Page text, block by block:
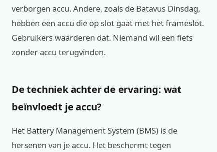
verborgen accu. Andere, zoals de Batavus Dinsdag,
hebben een accu die op slot gaat met het frameslot.
Gebruikers waarderen dat. Niemand wil een fiets
zonder accu terugvinden.
De techniek achter de ervaring: wat
beïnvloedt je accu?
Het Battery Management System (BMS) is de
hersenen van je accu. Het beschermt tegen